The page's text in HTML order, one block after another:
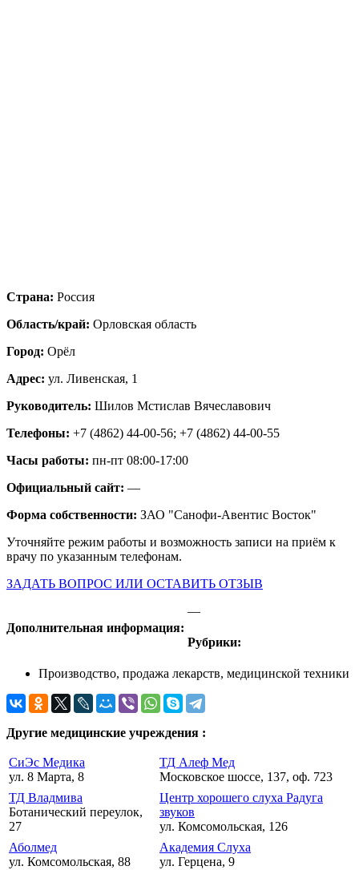
Страна: Россия
Область/край: Орловская область
Город: Орёл
Адрес: ул. Ливенская, 1
Руководитель: Шилов Мстислав Вячеславович
Телефоны: +7 (4862) 44-00-56; +7 (4862) 44-00-55
Часы работы: пн-пт 08:00-17:00
Официальный сайт: —
Форма собственности: ЗАО "Санофи-Авентис Восток"
Уточняйте режим работы и возможность записи на приём к
врачу по указанным телефонам.
ЗАДАТЬ ВОПРОС ИЛИ ОСТАВИТЬ ОТЗЫВ
Дополнительная информация:
—
Рубрики:
Производство, продажа лекарств, медицинской техники
Другие медицинские учреждения :
СиЭс Медика
ул. 8 Марта, 8
ТД Алеф Мед
Московское шоссе, 137, оф. 723
ТД Владмива
Ботанический переулок,
27
Центр хорошего слуха Радуга
звуков
ул. Комсомольская, 126
Аболмед
ул. Комсомольская, 88
Академия Слуха
ул. Герцена, 9